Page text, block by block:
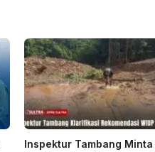
Inspektur Tambang Minta